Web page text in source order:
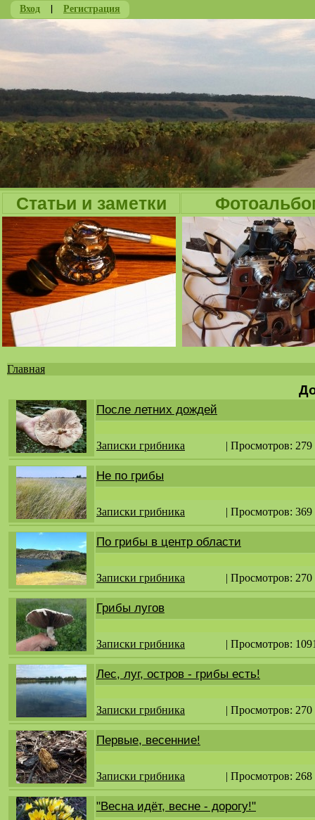
Вход | Регистрация
Статьи и заметки
здесь
Главная
После летних дождей
Записки грибника | Просмотров: 279
Не по грибы
Записки грибника | Просмотров: 369
По грибы в центр области
Записки грибника | Просмотров: 270
Грибы лугов
Записки грибника | Просмотров:
Лес, луг, остров - грибы есть!
Записки грибника | Просмотров: 270
Первые, весенние!
Записки грибника | Просмотров: 268
"Весна идёт, весне - дорогу!"